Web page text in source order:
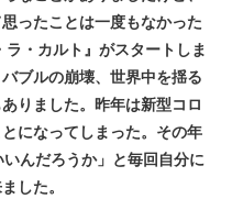
ったことは一度もなかった
・カルト』がスタートしま
ブルの崩壊、世界中を揺る
りました。昨年は新型コロ
になってしまった。その年
んだろうか」と毎回自分に
した。